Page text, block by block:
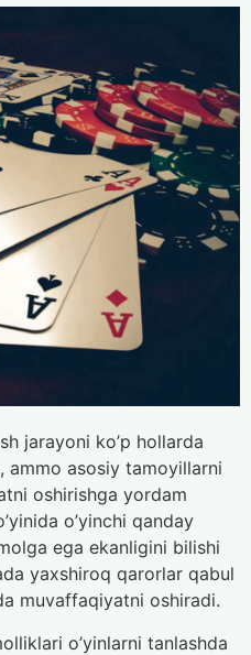
jarayoni ko’p hollarda
ammo asosiy tamoyillarni
oshirishga yordam
o’yinchi qanday
ega ekanligini bilishi
yaxshiroq qarorlar qabul
muvaffaqiyatni oshiradi.
o’yinlarni tanlashda